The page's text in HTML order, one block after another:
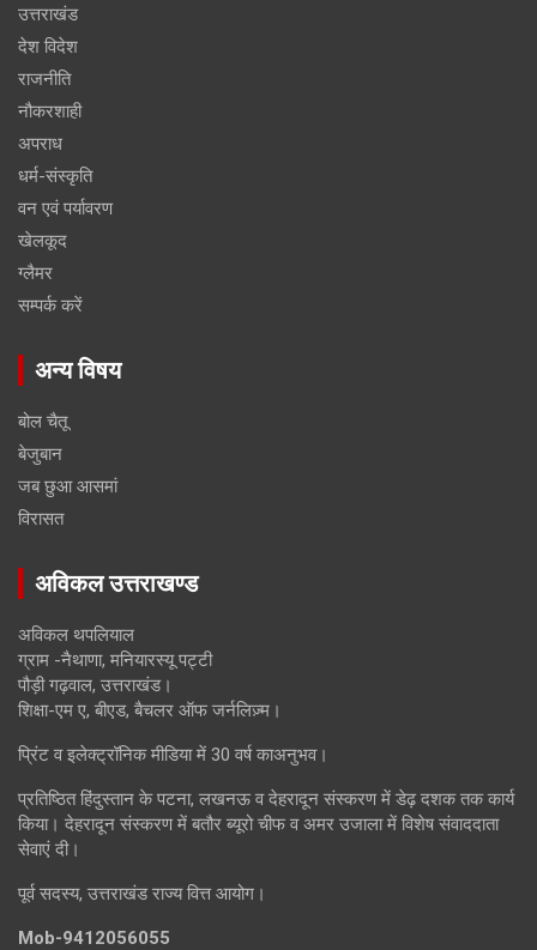
उत्तराखंड
देश विदेश
राजनीति
नौकरशाही
अपराध
धर्म-संस्कृति
वन एवं पर्यावरण
खेलकूद
ग्लैमर
सम्पर्क करें
अन्य विषय
बोल चैतू
बेजुबान
जब छुआ आसमां
विरासत
अविकल उत्तराखण्ड
अविकल थपलियाल
ग्राम -नैथाणा, मनियारस्यू पट्टी
पौड़ी गढ़वाल, उत्तराखंड।
शिक्षा-एम ए, बीएड, बैचलर ऑफ जर्नलिज़्म।
प्रिंट व इलेक्ट्रॉनिक मीडिया में 30 वर्ष काअनुभव।
प्रतिष्ठित हिंदुस्तान के पटना, लखनऊ व देहरादून संस्करण में डेढ़ दशक तक कार्य
किया। देहरादून संस्करण में बतौर ब्यूरो चीफ व अमर उजाला में विशेष संवाददाता
सेवाएं दी।
पूर्व सदस्य, उत्तराखंड राज्य वित्त आयोग।
Mob-9412056055